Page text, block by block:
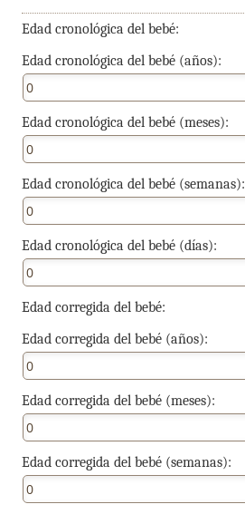
Edad cronológica del bebé:
Edad cronológica del bebé (años):
Edad cronológica del bebé (meses):
Edad cronológica del bebé (semanas):
Edad cronológica del bebé (días):
Edad corregida del bebé:
Edad corregida del bebé (años):
Edad corregida del bebé (meses):
Edad corregida del bebé (semanas):